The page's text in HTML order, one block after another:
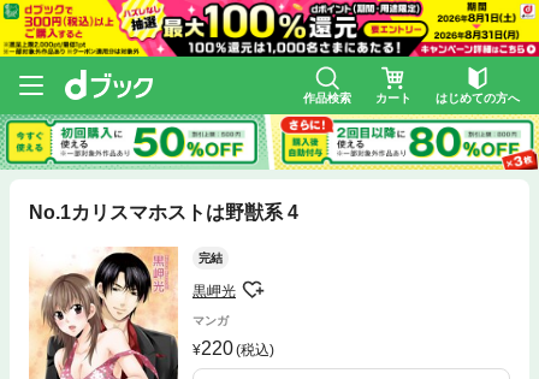
作品検索 カート はじめての方へ
No.1カリスマホストは野獣系 4
完結
黒岬光
マンガ
220(税込)